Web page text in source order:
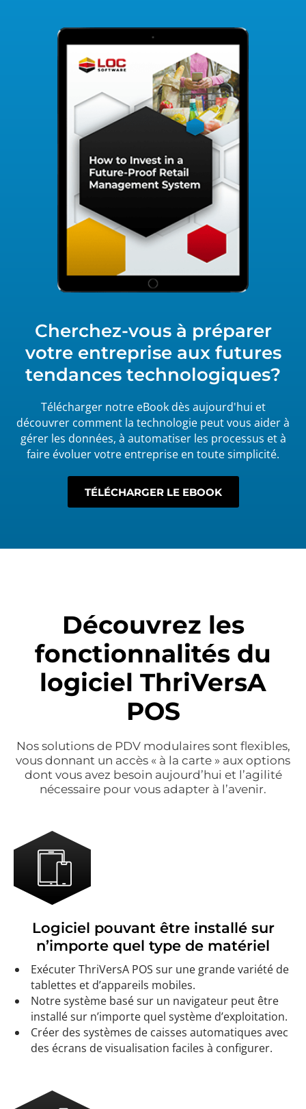
Cherchez-vous à préparer
votre entreprise aux futures
tendances technologiques?
Télécharger notre eBook dès aujourd'hui et
découvrer comment la technologie peut vous aider à
gérer les données, à automatiser les processus et à
faire évoluer votre entreprise en toute simplicité.
TÉLÉCHARGER LE EBOOK
Découvrez les
fonctionnalités du
logiciel ThriVersA
POS
Nos solutions de PDV modulaires sont flexibles,
vous donnant un accès « à la carte » aux options
dont vous avez besoin aujourd’hui et l’agilité
nécessaire pour vous adapter à l’avenir.
Logiciel pouvant être installé sur
n’importe quel type de matériel
Exécuter ThriVersA POS sur une grande variété de
tablettes et d’appareils mobiles.
Notre système basé sur un navigateur peut être
installé sur n’importe quel système d’exploitation.
Créer des systèmes de caisses automatiques avec
des écrans de visualisation faciles à configurer.